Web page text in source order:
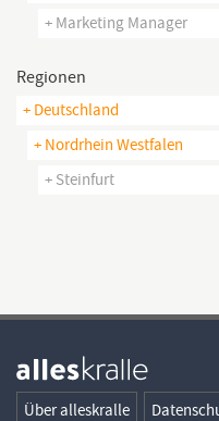
+ Marketing Manager
Regionen
+ Deutschland
+ Nordrhein Westfalen
+ Steinfurt
Über alleskralle